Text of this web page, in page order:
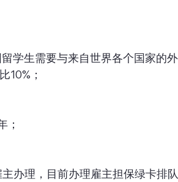
学生需要与来自世界各个国家的
10%；
；
办理，目前办理雇主担保绿卡排